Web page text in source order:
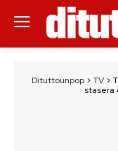
Dituttounpop > TV >
stasera